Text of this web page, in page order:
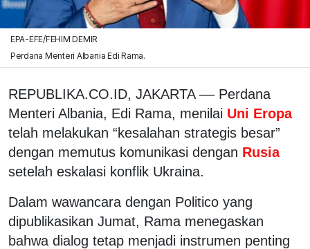
EPA-EFE/FEHIM DEMIR
Perdana Menteri Albania Edi Rama.
REPUBLIKA.CO.ID, JAKARTA –– Perdana
Menteri Albania, Edi Rama, menilai Uni Eropa
telah melakukan “kesalahan strategis besar”
dengan memutus komunikasi dengan Rusia
setelah eskalasi konflik Ukraina.
Dalam wawancara dengan Politico yang
dipublikasikan Jumat, Rama menegaskan
bahwa dialog tetap menjadi instrumen penting